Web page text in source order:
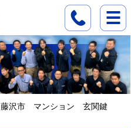
藤沢市 マンション 玄関鍵